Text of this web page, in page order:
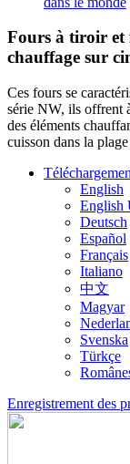
Fours à tiroir et
chauffage sur
Ces fours se
série NW, ils offrent
des éléments
cuisson dans la
English
English
Deutsch
Español
Français
Italiano
中文
Magyar
Svenska
Türkçe
Enregistrement des